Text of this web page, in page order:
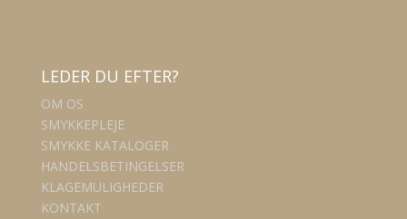
LEDER DU EFTER?
OM OS
SMYKKEPLEJE
SMYKKE KATALOGER
HANDELSBETINGELSER
KLAGEMULIGHEDER
KONTAKT